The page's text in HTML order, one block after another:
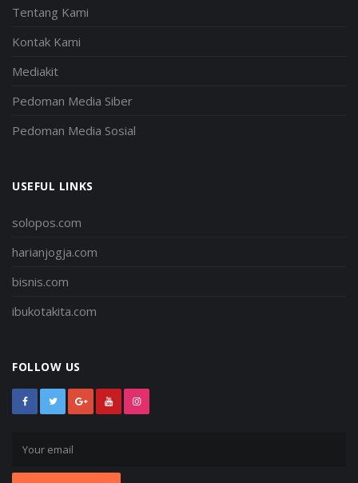
Tentang Kami
Kontak Kami
Mediakit
Pedoman Media Siber
Pedoman Media Sosial
USEFUL LINKS
solopos.com
harianjogja.com
bisnis.com
ibukotakita.com
FOLLOW US